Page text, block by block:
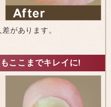
があります。
ここまでキレイに!